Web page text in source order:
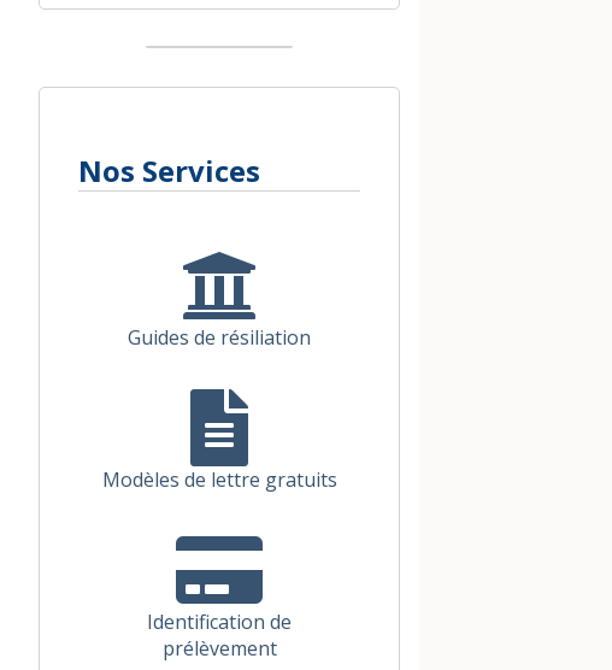
Nos Services
Guides de résiliation
Modèles de lettre gratuits
Identification de
prélèvement